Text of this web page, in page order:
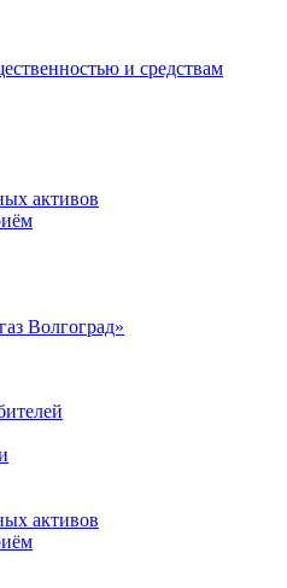
и средствам
активов
активов